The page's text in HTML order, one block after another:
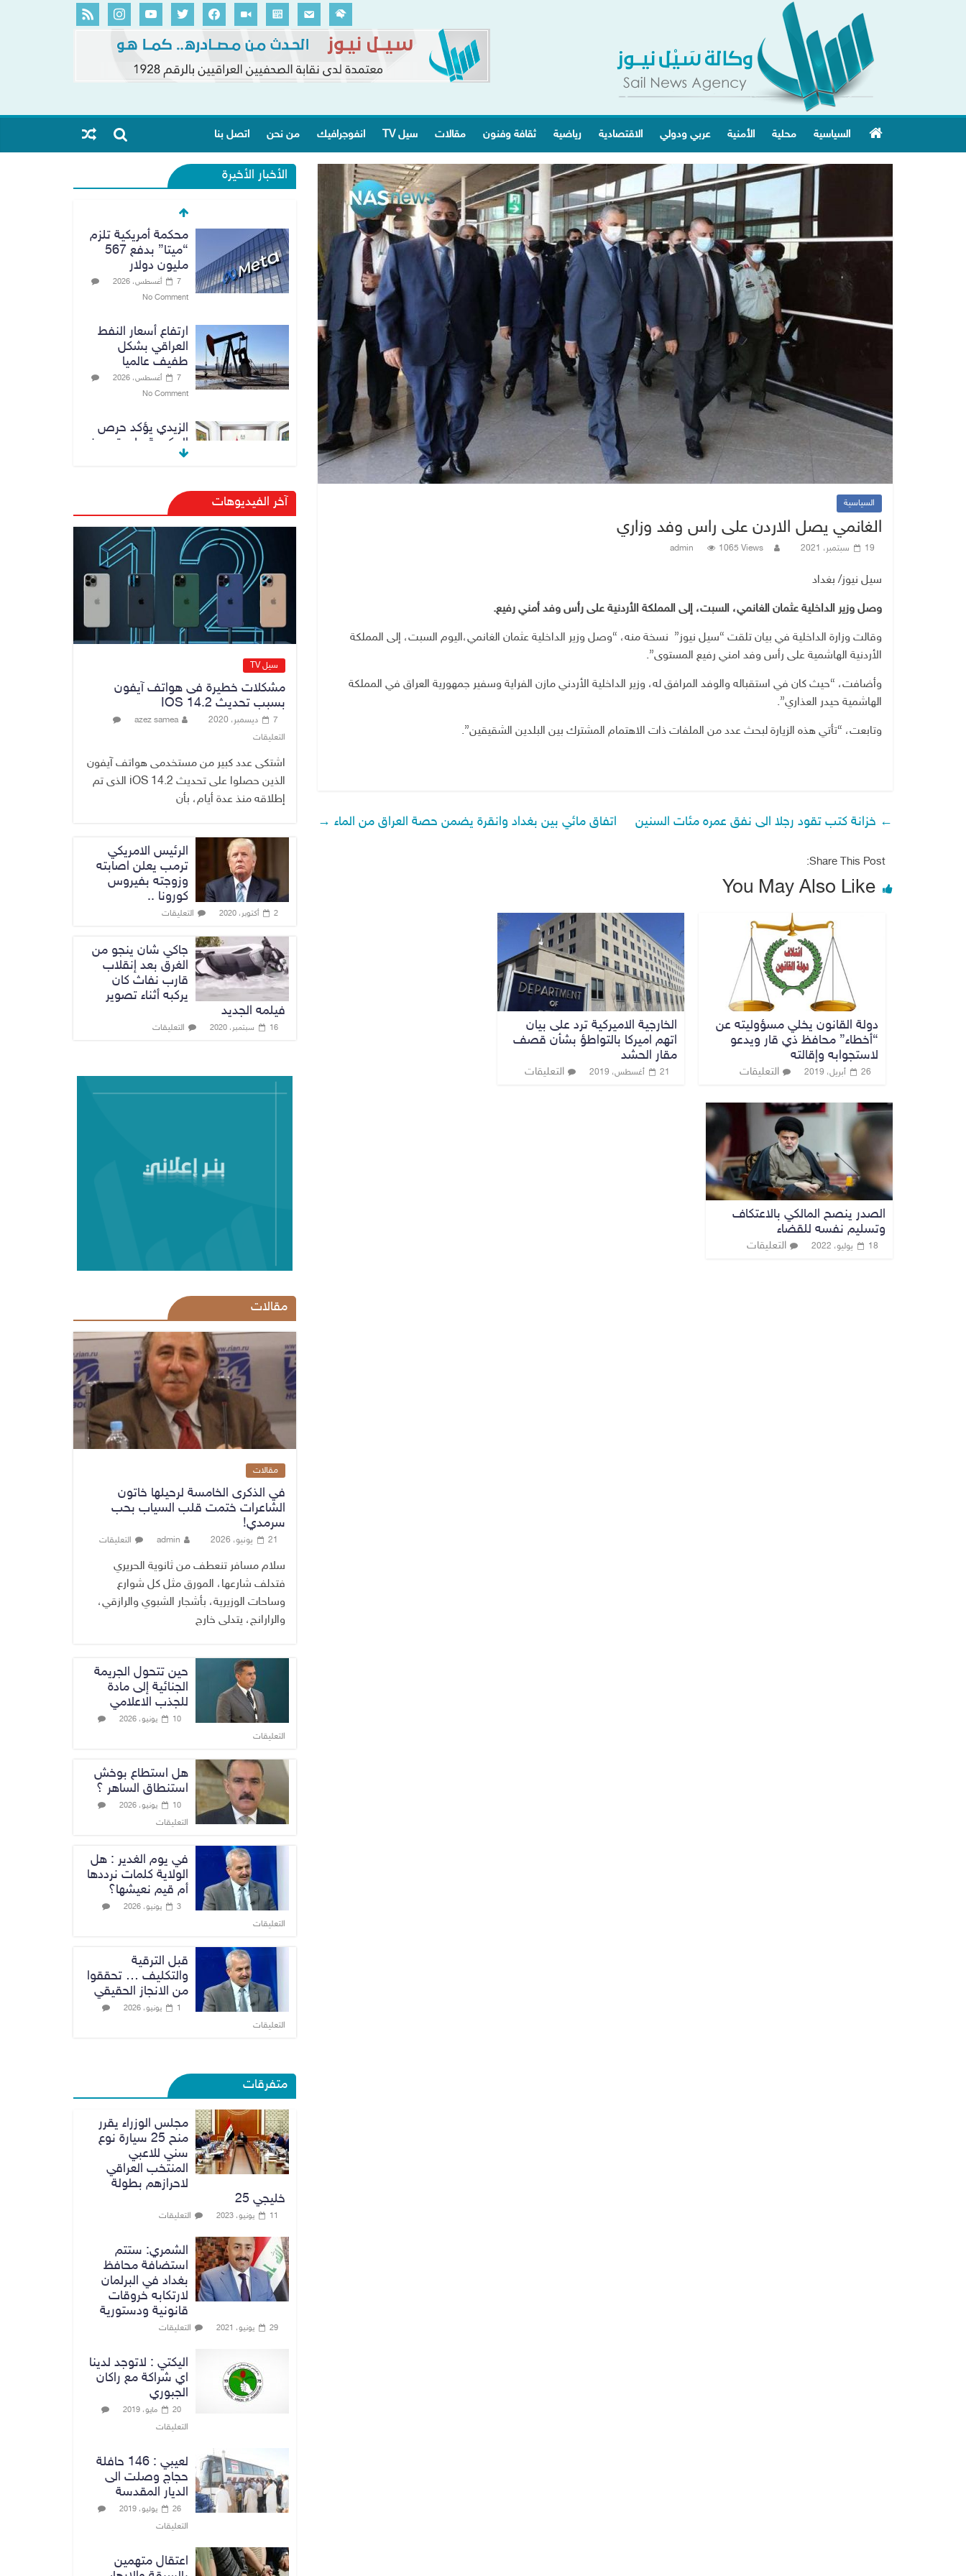
السياسية محلية الأمنية عربي ودولي الاقتصادية رياضية ثقافة وفنون مقالات سيل TV انفوجرافيك من نحن اتصل بنا
السياسية
الغانمي يصل الاردن على راس وفد وزاري
19 سبتمبر، 2021 admin 1065 Views
سيل نيوز/ بغداد
وصل وزير الداخلية عثمان الغانمي، السبت، إلى المملكة الأردنية على رأس وفد أمني رفيع.
وقالت وزارة الداخلية في بيان تلقت “سيل نيوز” نسخة منه، “وصل وزير الداخلية عثمان الغانمي،اليوم السبت، إلى المملكة
الأردنية الهاشمية على رأس وفد امني رفيع المستوى”.
وأضافت، “حيث كان في استقباله والوفد المرافق له، وزير الداخلية الأردني مازن الفراية وسفير جمهورية العراق في المملكة
الهاشمية حيدر العذاري”.
وتابعت، “تأتي هذه الزيارة لبحث عدد من الملفات ذات الاهتمام المشترك بين البلدين الشقيقين”.
← خزانة كتب تقود رجلا الى نفق عمره مئات السنين اتفاق مائي بين بغداد وانقرة يضمن حصة العراق من الماء →
Share This Post:
You May Also Like
دولة القانون يخلي مسؤوليته عن
“أخطاء” محافظ ذي قار ويدعو
لاستجوابه وإقالته
26 أبريل، 2019 التعليقات
الخارجية الاميركية ترد على بيان
اتهم اميركا بالتواطؤ بشأن قصف
مقار الحشد
21 أغسطس، 2019 التعليقات
الصدر ينصح المالكي بالاعتكاف
وتسليم نفسه للقضاء
18 يوليو، 2022 التعليقات
الأخبار الأخيرة
محكمة أمريكية تلزم
“ميتا” بدفع 567
مليون دولار
7 أغسطس، 2026
No Comment
ارتفاع أسعار النفط
العراقي بشكل
طفيف عالميا
7 أغسطس، 2026
No Comment
الزيدي يؤكد حرص
الحكومة على ترسيخ
علاقات التعاون مع
No Comment
وزارة الداخلية:
الحدود العراقية
تشهد مستوى عالياً
من الأمن والاستقرار
موظفي بلدية
الناصرية ومعقبين
ضبطت بحوزتهم
مستندات وأختام
مزورة
7 أغسطس، 2026 No Comment
آخر الفيديوهات
سيل TV
مشكلات خطيرة فى هواتف آيفون
بسبب تحديث IOS 14.2
7 ديسمبر، 2020
azez samea
التعليقات
اشتكى عدد كبير من مستخدمى هواتف آيفون
الذين حصلوا على تحديث iOS 14.2 الذى تم
إطلاقه منذ عدة أيام، بأن
الرئيس الامريكي
ترمب يعلن اصابته
وزوجته بفيروس
كورونا ..
2 أكتوبر، 2020 التعليقات
جاكي شان ينجو من
الغرق بعد إنقلاب
قارب نفاث كان
يركبه أثناء تصوير
فيلمه الجديد
16 سبتمبر، 2020 التعليقات
مقالات
مقالات
في الذكرى الخامسة لرحيلها خاتون
الشاعرات ختمت قلب السياب بحب
سرمدي!
21 يونيو، 2026 admin التعليقات
سلام مسافر تنعطف من ثانوية الحريري
فتدلف شارعها، المورق مثل كل شوارع
وساحات الوزيرية، بأشجار الشبوي والرازقي،
والرارانج، يتدلى خارج
حين تتحول الجريمة
الجنائية إلى مادة
للجذب الاعلامي
10 يونيو، 2026
التعليقات
هل استطاع بوخش
استنطاق الساهر ؟
10 يونيو، 2026
التعليقات
في يوم الغدير : هل
الولاية كلمات نرددها
أم قيم نعيشها؟
3 يونيو، 2026
التعليقات
قبل الترقية
والتكليف … تحققوا
من الانجاز الحقيقي
1 يونيو، 2026
التعليقات
متفرقات
مجلس الوزراء يقرر
منح 25 سيارة نوع
سني للاعبي
المنتخب العراقي
لاحرازهم بطولة
خليجي 25
11 يونيو، 2023 التعليقات
الشمري: ستتم
استضافة محافظ
بغداد في البرلمان
لارتكابه خروقات
قانونية ودستورية
29 يونيو، 2021 التعليقات
اليكتي : لاتوجد لدينا
اي شراكة مع راكان
الجبوري
20 مايو، 2019
التعليقات
لعيبي : 146 حافلة
حجاج وصلت الى
الديار المقدسة
26 يوليو، 2019
التعليقات
اعتقال متهمين